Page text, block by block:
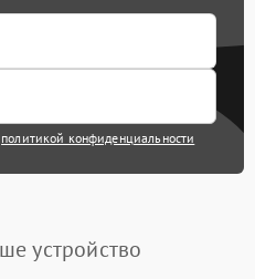
политикой конфиденциальности
устройство